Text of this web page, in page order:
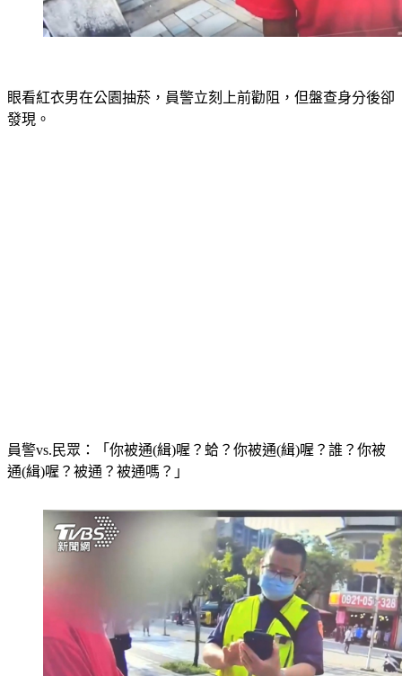
眼看紅衣男在公園抽菸，員警立刻上前勸阻，但盤查身分後卻
發現。
員警vs.民眾：「你被通(緝)喔？蛤？你被通(緝)喔？誰？你被
通(緝)喔？被通？被通嗎？」